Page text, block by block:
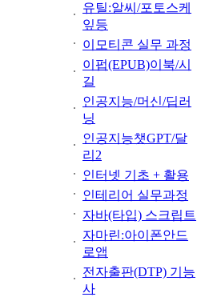
유틸:알씨/포토스케
잎등
이모티콘 실무 과정
이펍(EPUB)이북/시
길
인공지능/머신/딥러
닝
인공지능챗GPT/달
리2
인터넷 기초 + 활용
인테리어 실무과정
자바(타입) 스크립트
자마린:아이폰안드
로앱
전자출판(DTP) 기능
사